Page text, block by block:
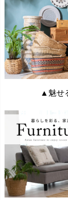
▲魅せ